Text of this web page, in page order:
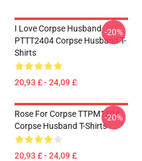
I Love Corpse Husband
PTTT2404 Corpse Husband T-
Shirts
20,93 £ - 24,09 £
-20%
Rose For Corpse TTPM1504
Corpse Husband T-Shirts
20,93 £ - 24,09 £
-20%